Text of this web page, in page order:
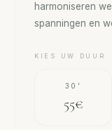
harmoniseren
spanningen en
KIES UW DUUR
30'
55€